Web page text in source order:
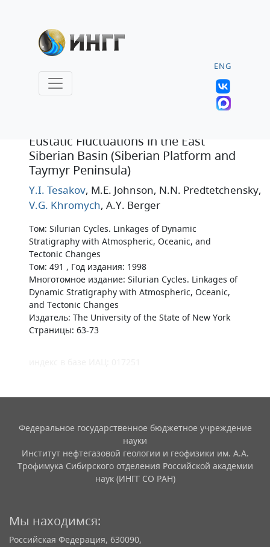
ENG
Eustatic Fluctuations in the East
Siberian Basin (Siberian Platform and
Taymyr Peninsula)
Y.I. Tesakov, M.E. Johnson, N.N. Predtetchensky,
V.G. Khromych, A.Y. Berger
Том: Silurian Cycles. Linkages of Dynamic
Stratigraphy with Atmospheric, Oceanic, and
Tectonic Changes
Том: 491 , Год издания: 1998
Многотомное издание: Silurian Cycles. Linkages of
Dynamic Stratigraphy with Atmospheric, Oceanic,
and Tectonic Changes
Издатель: The University of the State of New York
Страницы: 63-73
Федеральное государственное бюджетное учреждение
науки
Институт нефтегазовой геологии и геофизики им. А.А.
Трофимука Сибирского отделения Российской академии
наук (ИНГГ СО РАН)
Мы находимся:
Российская Федерация, 630090,